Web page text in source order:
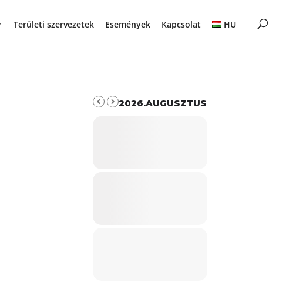
Területi szervezetek Események Kapcsolat HU
2026.AUGUSZTUS